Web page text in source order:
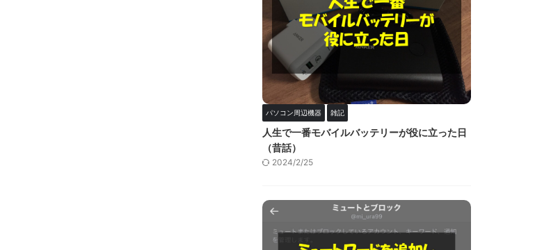
パソコン周辺機器 雑記
人生で一番モバイルバッテリーが役に立った日
（昔話）
2024/2/25